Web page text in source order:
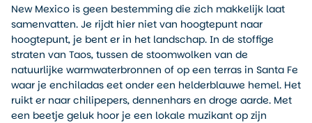
New Mexico is geen bestemming die zich makkelijk laat
samenvatten. Je rijdt hier niet van hoogtepunt naar
hoogtepunt, je bent er in het landschap. In de stoffige
straten van Taos, tussen de stoomwolken van de
natuurlijke warmwaterbronnen of op een terras in Santa Fe
waar je enchiladas eet onder een helderblauwe hemel. Het
ruikt er naar chilipepers, dennenhars en droge aarde. Met
een beetje geluk hoor je een lokale muzikant op zijn